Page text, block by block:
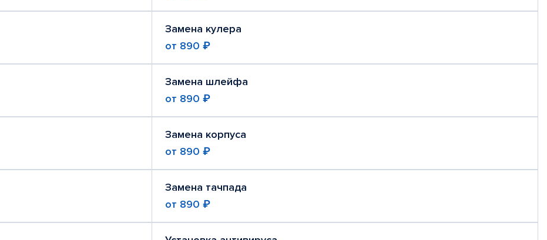
Замена кулера
от 890 ₽
Замена шлейфа
от 890 ₽
Замена корпуса
от 890 ₽
Замена тачпада
от 890 ₽